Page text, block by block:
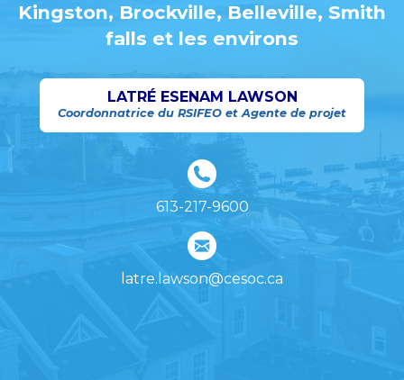
Kingston, Brockville, Belleville, Smith
falls et les environs
LATRÉ ESENAM LAWSON
Coordonnatrice du RSIFEO et Agente de projet
613-217-9600
latre.lawson@cesoc.ca